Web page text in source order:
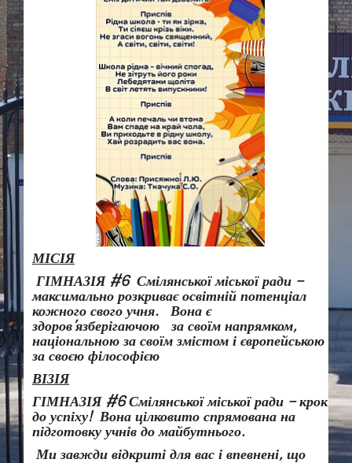
МІСІЯ
ГІМНАЗІЯ #6 Смілянської міської ради –
максимально розкриває освітній потенціал
кожного свого учня.
Вона є
здоров’язберігаючою за своїм напрямком,
національною за своїм змістом і європейською
за своєю філософією
ВІЗІЯ
ГІМНАЗІЯ #6 Смілянської міської ради – крок
до успіху! Вона цілковито спрямована на
підготовку учнів до майбутнього.
Ми завжди відкриті для вас і впевнені, що